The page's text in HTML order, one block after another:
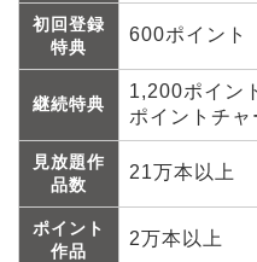
初回登録
特典
600ポイント
継続特典
1,200ポイン
ポイントチ
見放題作
品数
21万本以上
ポイント
作品
2万本以上